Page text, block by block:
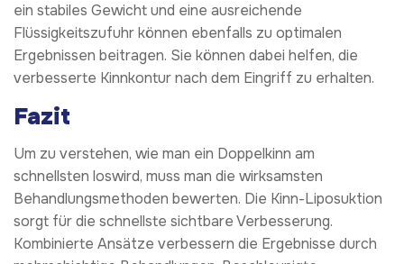
ein stabiles Gewicht und eine ausreichende
Flüssigkeitszufuhr können ebenfalls zu optimalen
Ergebnissen beitragen. Sie können dabei helfen, die
verbesserte Kinnkontur nach dem Eingriff zu erhalten.
Fazit
Um zu verstehen, wie man ein Doppelkinn am
schnellsten loswird, muss man die wirksamsten
Behandlungsmethoden bewerten. Die Kinn-Liposuktion
sorgt für die schnellste sichtbare Verbesserung.
Kombinierte Ansätze verbessern die Ergebnisse durch